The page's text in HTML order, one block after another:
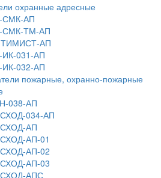
охранные адресные
СМК-АП
СМК-ТМ-АП
АП
031-АП
032-АП
пожарные, охранно-пожарные
038-АП
034-АП
АП
АП-01
АП-02
АП-03
АПС